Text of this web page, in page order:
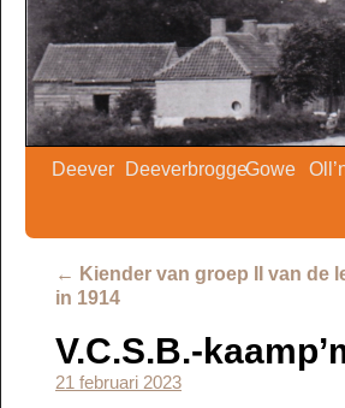
Deever DeeverbroggeGowe
← Kiender van groep II van de
in 1914
V.C.S.B.-
21 februari 2023